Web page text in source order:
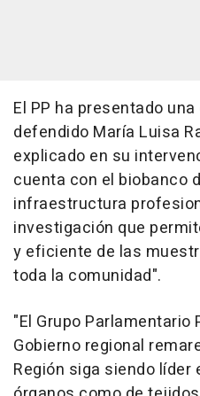
El PP ha presentado
defendido María Luisa
explicado en su
cuenta con el biobanco
infraestructura
investigación que
y eficiente de las
toda la comunidad".
"El Grupo Parlamentario
Gobierno regional
Región siga siendo